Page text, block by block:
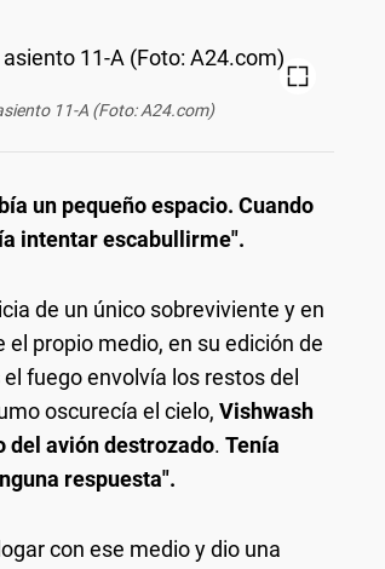
11-A (Foto: A24.com)
un pequeño espacio. Cuando
intentar escabullirme".
de un único sobreviviente y en
propio medio, en su edición de
fuego envolvía los restos del
oscurecía el cielo, Vishwash
del avión destrozado. Tenía
respuesta".
con ese medio y dio una